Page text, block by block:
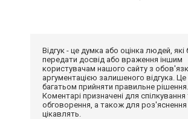
Відгук - це думка або оцінка людей,
передати досвід або враження іншим
користувачам нашого сайту з
аргументацією залишеного відгука.
багатьом прийняти правильне рішення.
Коментарі призначені для спілкування
обговорення, а також для
цікавлять.